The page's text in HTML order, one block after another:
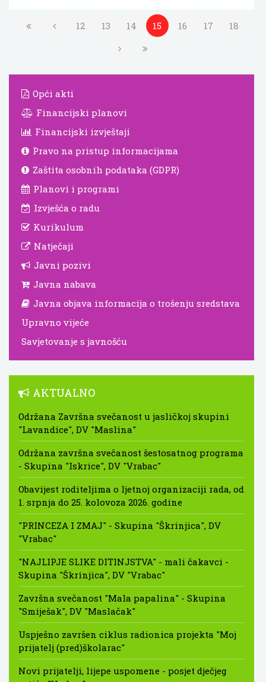
12 13 14 15 16 17 18
Opći akti
Financijski planovi
Financijski izvještaji
Pravo na pristup informacijama
Zaštita osobnih podataka (GDPR)
Planovi i programi
Izvješća o radu
Kurikulum
Natječaji
Javni pozivi
Javna nabava
Javna objava informacija o trošenju sredstava
Upravno vijeće
Savjetovanje s javnošću
AKTUALNO
Održana Završna svečanost u jasličkoj skupini
"Lavandice", DV "Maslina"
Održana završna svečanost šestosatnog programa
- Skupina "Iskrice", DV "Vrabac"
Obavijest roditeljima o ljetnoj organizaciji rada, od
1. srpnja do 25. kolovoza 2026. godine
"PRINCEZA I ZMAJ" - Skupina "Škrinjica", DV
"Vrabac"
"NAJLIPJE SLIKE DITINJSTVA" - mali čakavci -
Skupina "Škrinjica", DV "Vrabac"
Završna svečanost "Mala papalina" - Skupina
"Smiješak", DV "Maslačak"
Uspješno završen ciklus radionica projekta "Moj
prijatelj (pred)školarac"
Novi prijatelji, lijepe uspomene - posjet dječjeg